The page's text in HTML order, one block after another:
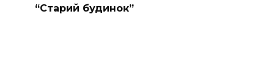
“Старий будинок”